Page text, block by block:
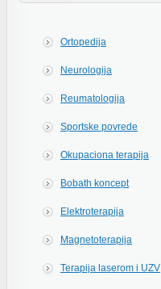
Ortopedija
Neurologija
Reumatologija
Sportske povrede
Okupaciona terapija
Bobath koncept
Elektroterapija
Magnetoterapija
Terapija laserom i UZV